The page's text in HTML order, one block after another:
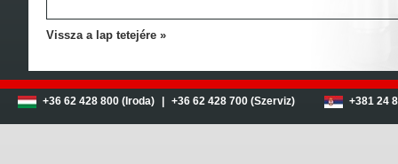
Vissza a lap tetejére
+36 62 428 800 (Iroda) | +36 62 428 700 (Szerviz) +381 24